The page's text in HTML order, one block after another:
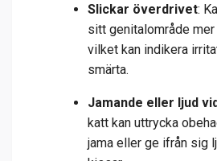
Slickar överdrivet:
sitt genitalområde mer
vilket kan indikera
smärta.
Jamande eller ljud
katt kan uttrycka
jama eller ge ifrån sig